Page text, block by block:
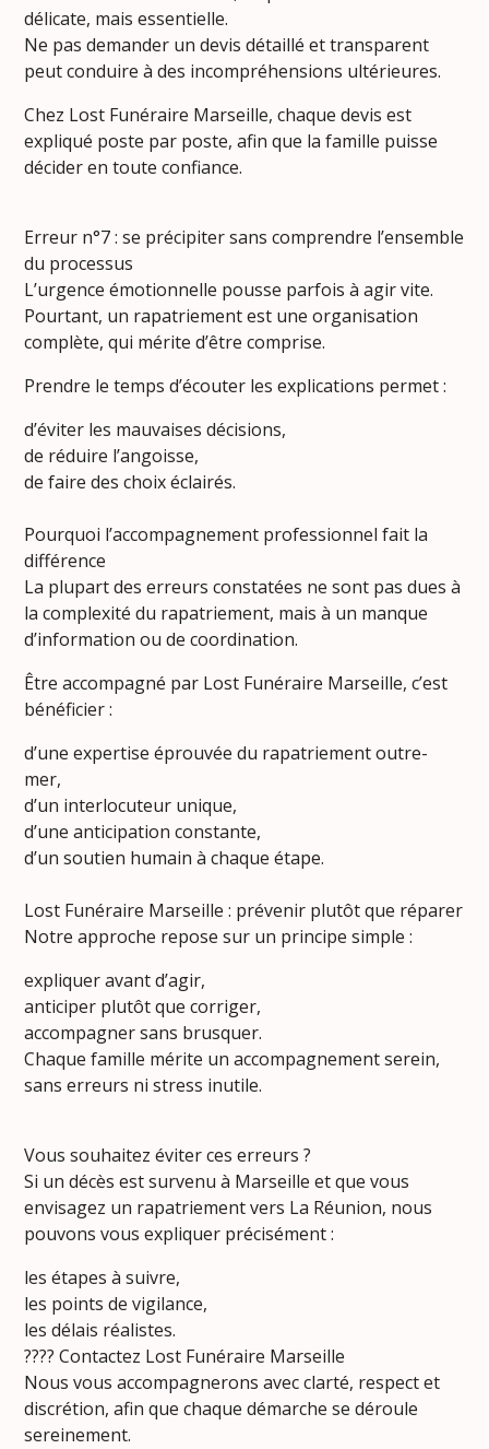
délicate, mais essentielle.
Ne pas demander un devis détaillé et transparent
peut conduire à des incompréhensions ultérieures.
Chez Lost Funéraire Marseille, chaque devis est
expliqué poste par poste, afin que la famille puisse
décider en toute confiance.
Erreur n°7 : se précipiter sans comprendre l’ensemble
du processus
L’urgence émotionnelle pousse parfois à agir vite.
Pourtant, un rapatriement est une organisation
complète, qui mérite d’être comprise.
Prendre le temps d’écouter les explications permet :
d’éviter les mauvaises décisions,
de réduire l’angoisse,
de faire des choix éclairés.
Pourquoi l’accompagnement professionnel fait la
différence
La plupart des erreurs constatées ne sont pas dues à
la complexité du rapatriement, mais à un manque
d’information ou de coordination.
Être accompagné par Lost Funéraire Marseille, c’est
bénéficier :
d’une expertise éprouvée du rapatriement outre-
mer,
d’un interlocuteur unique,
d’une anticipation constante,
d’un soutien humain à chaque étape.
Lost Funéraire Marseille : prévenir plutôt que réparer
Notre approche repose sur un principe simple :
expliquer avant d’agir,
anticiper plutôt que corriger,
accompagner sans brusquer.
Chaque famille mérite un accompagnement serein,
sans erreurs ni stress inutile.
Vous souhaitez éviter ces erreurs ?
Si un décès est survenu à Marseille et que vous
envisagez un rapatriement vers La Réunion, nous
pouvons vous expliquer précisément :
les étapes à suivre,
les points de vigilance,
les délais réalistes.
???? Contactez Lost Funéraire Marseille
Nous vous accompagnerons avec clarté, respect et
discrétion, afin que chaque démarche se déroule
sereinement.